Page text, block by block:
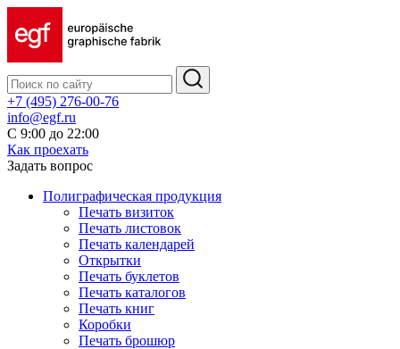
+7 (495) 276-00-76
info@egf.ru
С 9:00 до 22:00
Как проехать
Задать вопрос
Полиграфическая продукция
Печать визиток
Печать листовок
Печать календарей
Открытки
Печать буклетов
Печать каталогов
Печать книг
Коробки
Печать брошюр